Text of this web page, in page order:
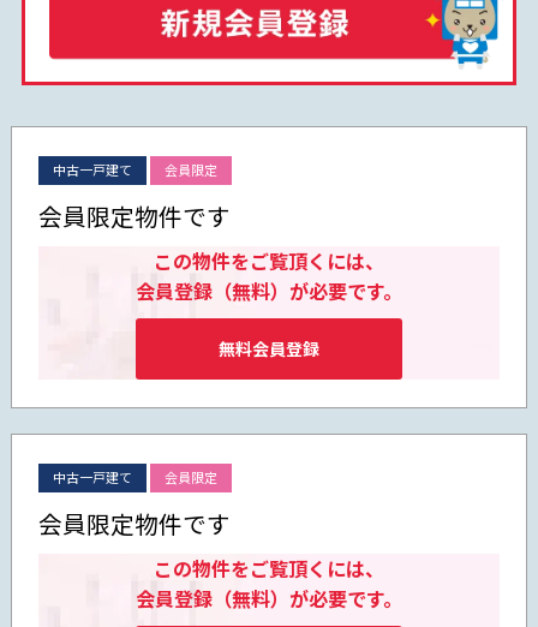
中古一戸建て 会員限定
会員限定物件です
この物件をご覧頂くには、
会員登録（無料）が必要です。
無料会員登録
中古一戸建て 会員限定
会員限定物件です
この物件をご覧頂くには、
会員登録（無料）が必要です。